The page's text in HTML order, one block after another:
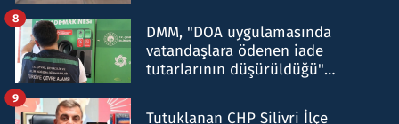
DMM, "DOA uygulamasında
vatandaşlara ödenen iade
tutarlarının düşürüldüğü"
8
Tutuklanan CHP Silivri İlçe
9